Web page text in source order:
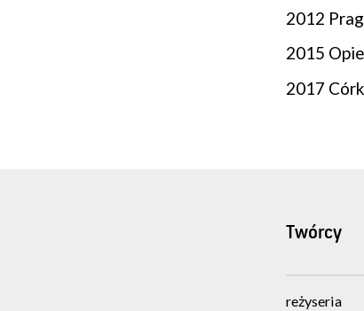
2012
2015
2017
Twórcy
reżyseria